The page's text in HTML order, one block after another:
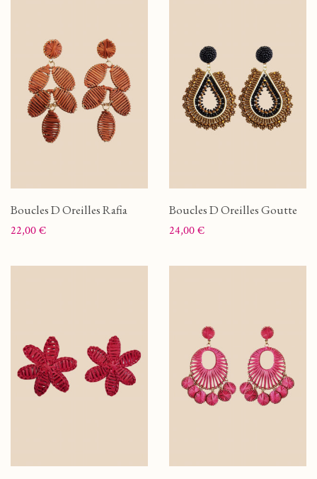
Boucles D Oreilles Rafia
Prix
22,00 €
Boucles D Oreilles Goutte
Prix
24,00 €